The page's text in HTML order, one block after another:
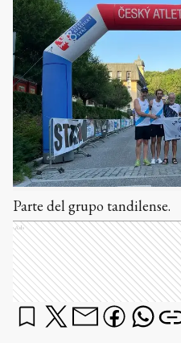
Parte del grupo tandilense.
Ads